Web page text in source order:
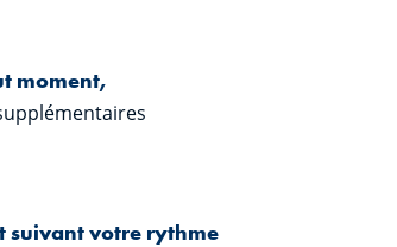
moment,
suivant votre rythme